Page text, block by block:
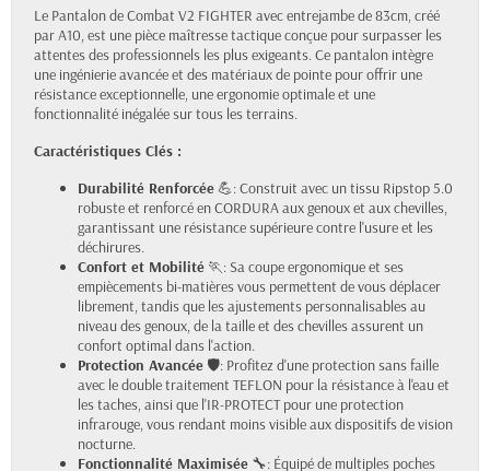
Le Pantalon de Combat V2 FIGHTER avec entrejambe de 83cm, créé
par A10, est une pièce maîtresse tactique conçue pour surpasser les
attentes des professionnels les plus exigeants. Ce pantalon intègre
une ingénierie avancée et des matériaux de pointe pour offrir une
résistance exceptionnelle, une ergonomie optimale et une
fonctionnalité inégalée sur tous les terrains.
Caractéristiques Clés :
Durabilité Renforcée 💪: Construit avec un tissu Ripstop 5.0
robuste et renforcé en CORDURA aux genoux et aux chevilles,
garantissant une résistance supérieure contre l'usure et les
déchirures.
Confort et Mobilité 🏃: Sa coupe ergonomique et ses
empiècements bi-matières vous permettent de vous déplacer
librement, tandis que les ajustements personnalisables au
niveau des genoux, de la taille et des chevilles assurent un
confort optimal dans l'action.
Protection Avancée 🛡️: Profitez d'une protection sans faille
avec le double traitement TEFLON pour la résistance à l'eau et
les taches, ainsi que l'IR-PROTECT pour une protection
infrarouge, vous rendant moins visible aux dispositifs de vision
nocturne.
Fonctionnalité Maximisée 🔧: Équipé de multiples poches